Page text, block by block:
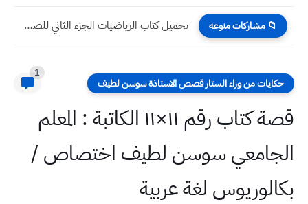
📁 مشاركات منوعه تحميل كتاب اللغة الانكليزية للصف الثالث المتوسط 2022 - 2023...
حكايات من وراء الستار قصص الاستاذة سوسن لطيف
1
قصة كتاب رقم ١١×١١ الكاتبة : المعلم
الجامعي سوسن لطيف اختصاص /
بكالوريوس لغة عربية